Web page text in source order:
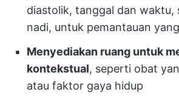
diastolik, tanggal dan waktu,
nadi, untuk pemantauan
Menyediakan ruang untuk
kontekstual, seperti obat
atau faktor gaya hidup